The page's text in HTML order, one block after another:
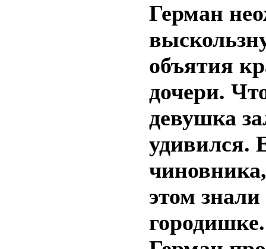
Герман
объятия
дочери.
девушка
удивился.
этом